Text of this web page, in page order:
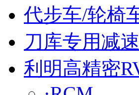
代步车/轮椅
刀库专用减
利明高精密